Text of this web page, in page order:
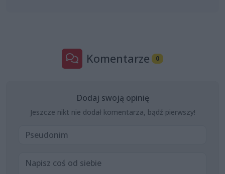
Komentarze 0
Dodaj swoją opinię
Jeszcze nikt nie dodał komentarza, bądź pierwszy!